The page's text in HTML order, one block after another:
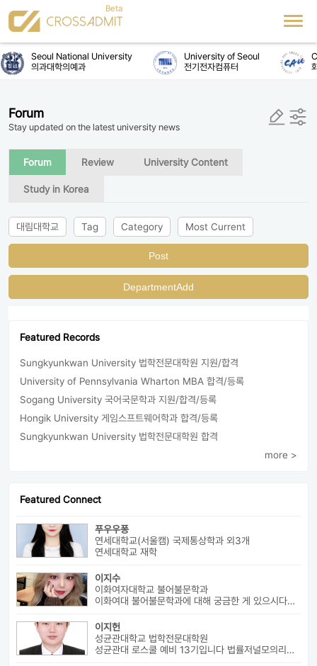
Seoul National University
의과대학의예과
University of Seoul
전기전자컴퓨터
Forum
Stay updated on the latest university news
Forum Review University Content
Study in Korea
대림대학교 Tag Category Most Current
Post
DepartmentAdd
Featured Records
Sungkyunkwan University 법학전문대학원 지원/합격
University of Pennsylvania Wharton MBA 합격/등록
Sogang University 국어국문학과 지원/합격/등록
Hongik University 게임스프트웨어학과 합격/등록
Sungkyunkwan University 법학전문대학원 합격
more >
Featured Connect
푸우우퐁
연세대학교(서울캠) 국제통상학과 외3개
연세대학교 재학
이지수
이화여자대학교 불어불문학과
이화여대 불어불문학과에 대해 궁금한 게 있으시다면 번호로 연락 바랍니다...
이지헌
성균관대학교 법학전문대학원
성균관대 로스쿨 예비 13기입니다 법률저널모의리트 전체3등으로 장학금 ...